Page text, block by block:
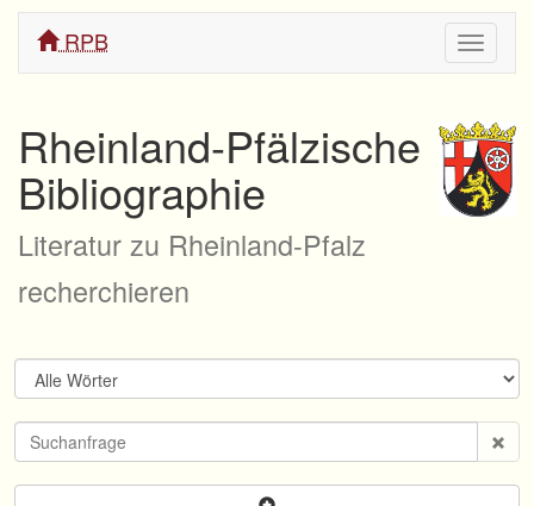
ein/
RPB
Rheinland-Pfälzische
Bibliographie
Literatur zu Rheinland-Pfalz
recherchieren